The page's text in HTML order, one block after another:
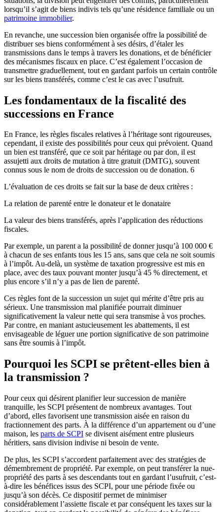
lorsqu’il s’agit de biens indivis tels qu’une résidence familiale ou un
patrimoine immobilier.
En revanche, une succession bien organisée offre la possibilité de
distribuer ses biens conformément à ses désirs, d’étaler les
transmissions dans le temps à travers les donations, et de bénéficier
des mécanismes fiscaux en place. C’est également l’occasion de
transmettre graduellement, tout en gardant parfois un certain contrôle
sur les biens transférés, comme c’est le cas avec l’usufruit.
Les fondamentaux de la fiscalité des
successions en France
En France, les règles fiscales relatives à l’héritage sont rigoureuses,
cependant, il existe des possibilités pour ceux qui prévoient. Quand
un bien est transféré, que ce soit par héritage ou par don, il est
assujetti aux droits de mutation à titre gratuit (DMTG), souvent
connus sous le nom de droits de succession ou de donation. 6
L’évaluation de ces droits se fait sur la base de deux critères :
La relation de parenté entre le donateur et le donataire
La valeur des biens transférés, après l’application des réductions
fiscales.
Par exemple, un parent a la possibilité de donner jusqu’à 100 000 €
à chacun de ses enfants tous les 15 ans, sans que cela ne soit soumis
à l’impôt. Au-delà, un système de taxation progressive est mis en
place, avec des taux pouvant monter jusqu’à 45 % directement, et
plus encore s’il n’y a pas de lien de parenté.
Ces règles font de la succession un sujet qui mérite d’être pris au
sérieux. Une transmission mal planifiée pourrait diminuer
significativement la valeur nette qui sera transmise à vos proches.
Par contre, en maniant astucieusement les abattements, il est
envisageable de léguer une portion significative de son patrimoine
sans être soumis à l’impôt.
Pourquoi les SCPI se prêtent-elles bien à
la transmission ?
Pour ceux qui désirent planifier leur succession de manière
tranquille, les SCPI présentent de nombreux avantages. Tout
d’abord, elles favorisent une transmission aisée en raison du
fractionnement des parts. À la différence d’un appartement ou d’une
maison, les parts de SCPI se divisent aisément entre plusieurs
héritiers, sans division indivise ni besoin de vente.
De plus, les SCPI s’accordent parfaitement avec des stratégies de
démembrement de propriété. Par exemple, on peut transférer la nue-
propriété des parts à ses descendants tout en gardant l’usufruit, c’est-
à-dire les bénéfices issus des SCPI, pour une période fixée ou
jusqu’à son décès. Ce dispositif permet de minimiser
considérablement l’assiette fiscale et par conséquent les taxes sur la